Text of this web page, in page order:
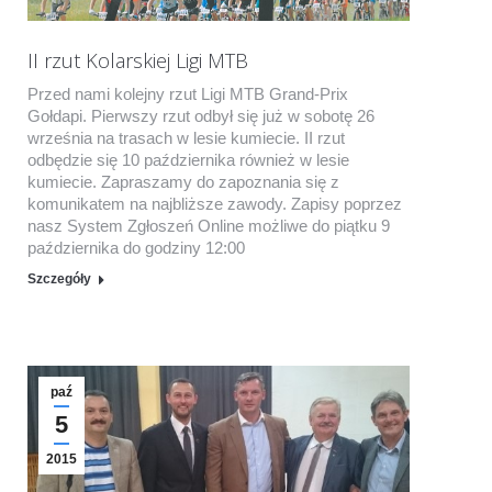
II rzut Kolarskiej Ligi MTB
Przed nami kolejny rzut Ligi MTB Grand-Prix
Gołdapi. Pierwszy rzut odbył się już w sobotę 26
września na trasach w lesie kumiecie. II rzut
odbędzie się 10 października również w lesie
kumiecie. Zapraszamy do zapoznania się z
komunikatem na najbliższe zawody. Zapisy poprzez
nasz System Zgłoszeń Online możliwe do piątku 9
października do godziny 12:00
Szczegóły
paź
5
2015